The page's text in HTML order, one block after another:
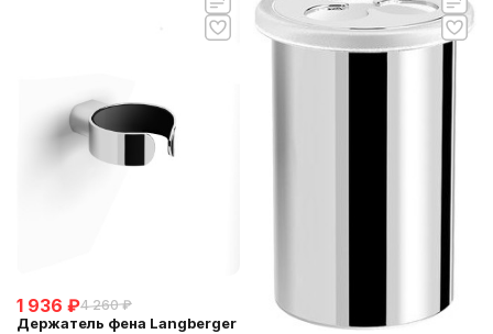
1 936 ₽4 260 ₽
Держатель фена Langberger